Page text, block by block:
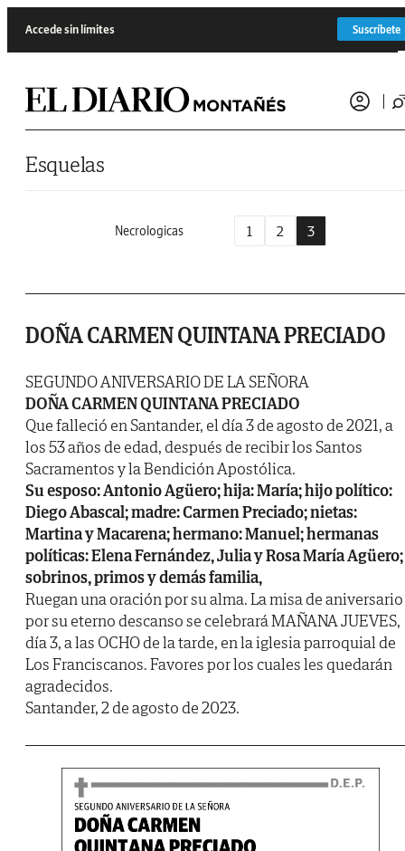
Accede sin límites Suscríbete
Esquelas
Necrologicas 1 2 3
DOÑA CARMEN QUINTANA PRECIADO
SEGUNDO ANIVERSARIO DE LA SEÑORA
DOÑA CARMEN QUINTANA PRECIADO
Que falleció en Santander, el día 3 de agosto de 2021, a
los 53 años de edad, después de recibir los Santos
Sacramentos y la Bendición Apostólica.
Su esposo: Antonio Agüero; hija: María; hijo político:
Diego Abascal; madre: Carmen Preciado; nietas:
Martina y Macarena; hermano: Manuel; hermanas
políticas: Elena Fernández, Julia y Rosa María Agüero;
sobrinos, primos y demás familia,
Ruegan una oración por su alma. La misa de aniversario
por su eterno descanso se celebrará MAÑANA JUEVES,
día 3, a las OCHO de la tarde, en la iglesia parroquial de
Los Franciscanos. Favores por los cuales les quedarán
agradecidos.
Santander, 2 de agosto de 2023.